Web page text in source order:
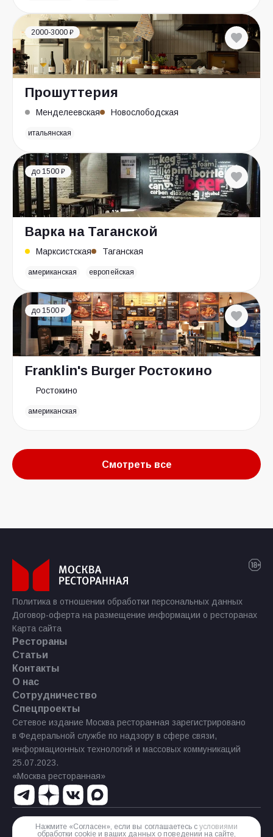
2000-3000 ₽
Прошуттерия
Менделеевская Новослободская
итальянская
до 1500 ₽
Варка на Таганской
Марксистская Таганская
американская европейская
до 1500 ₽
Franklin's Burger Ростокино
Ростокино
американская
Смотреть все
Политика в отношении обработки персональных данных
Договор-оферта на размещение информации о ресторанах
Карта сайта
Рестораны
Статьи
Контакты
О нас
Сотрудничество
Спецпроекты
Сетевое издание Москва ресторанная зарегистрировано
в Федеральной службе по надзору в сфере связи,
информационных технологий и массовых коммуникаций
25.07.2023.
«Москва ресторанная»
Реестровая запись Эл № ФС77−85 644 от 21 июля 2023 г.
Нажмите «Согласен», если вы соглашаетесь с условиями
обработки cookie и ваших данных о поведении на сайте,